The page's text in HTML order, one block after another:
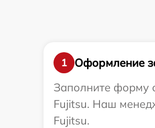
1
Оформление
Заполните форму
Fujitsu. Наш
Fujitsu.